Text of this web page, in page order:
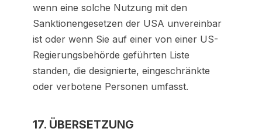
wenn eine solche Nutzung mit den
Sanktionengesetzen der USA unvereinbar
ist oder wenn Sie auf einer von einer US-
Regierungsbehörde geführten Liste
standen, die designierte, eingeschränkte
oder verbotene Personen umfasst.
17. ÜBERSETZUNG